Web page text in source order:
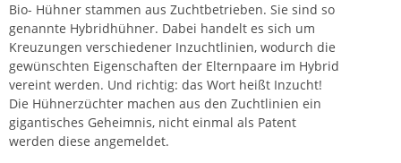
Bio- Hühner stammen aus Zuchtbetrieben. Sie sind so
genannte Hybridhühner. Dabei handelt es sich um
Kreuzungen verschiedener Inzuchtlinien, wodurch die
gewünschten Eigenschaften der Elternpaare im Hybrid
vereint werden. Und richtig: das Wort heißt Inzucht!
Die Hühnerzüchter machen aus den Zuchtlinien ein
gigantisches Geheimnis, nicht einmal als Patent
werden diese angemeldet.